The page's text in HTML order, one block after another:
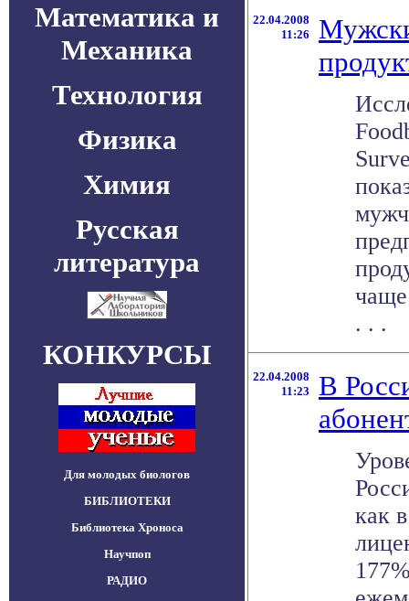
Математика и
Механика
Технология
Физика
Химия
Русская
литература
КОНКУРСЫ
Для молодых биологов
БИБЛИОТЕКИ
Библиотека Хроноса
Научпоп
РАДИО
22.04.2008
11:26
. . .
22.04.2008
11:23
В
как